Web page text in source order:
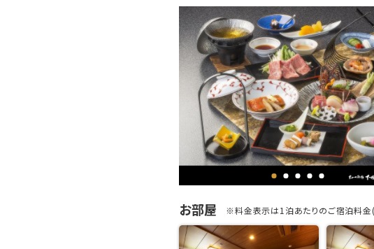
お部屋 ※料金表示は1泊あたりのご宿泊料金(